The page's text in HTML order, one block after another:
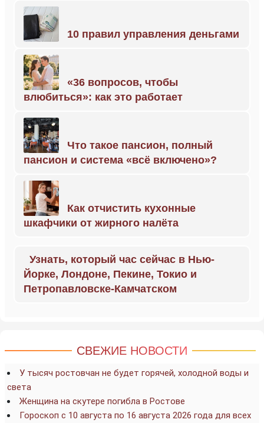
10 правил управления деньгами
«36 вопросов, чтобы
влюбиться»: как это работает
Что такое пансион, полный
пансион и система «всё включено»?
Как отчистить кухонные
шкафчики от жирного налёта
Узнать, который час сейчас в Нью-
Йорке, Лондоне, Пекине, Токио и
Петропавловске-Камчатском
СВЕЖИЕ НОВОСТИ
У тысяч ростовчан не будет горячей, холодной воды и
света
Женщина на скутере погибла в Ростове
Гороскоп с 10 августа по 16 августа 2026 года для всех